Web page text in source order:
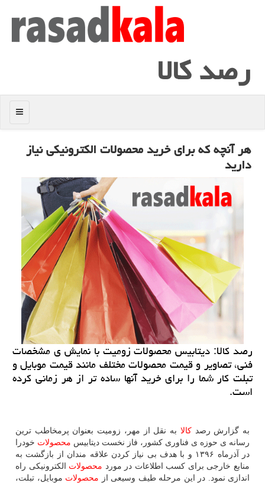
رصد كالا
منو
هر آنچه كه برای خرید محصولات الكترونیكی نیاز
دارید
رصد كالا: دیتابیس محصولات زومیت با نمایش ی مشخصات
فنی، تصاویر و قیمت محصولات مختلف مانند قیمت موبایل و
تبلت كار شما را برای خرید آنها ساده تر از هر زمانی كرده
است.
به گزارش رصدكالا به نقل از مهر، زومیت بعنوان پرمخاطب ترین
رسانه ی حوزه ی فناوری كشور، فاز نخست دیتابیس محصولات خودرا
در آذرماه ۱۳۹۶ و با هدف بی نیاز كردن علاقه مندان از بازگشت به
منابع خارجی برای كسب اطلاعات در مورد محصولات الكترونیكی راه
اندازی نمود. در این مرحله طیف وسیعی از محصولات موبایل، تبلت،